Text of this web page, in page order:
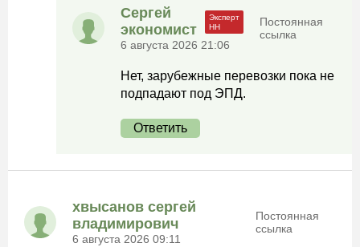
Сергей
экономист
6 августа 2026 21:06
Постоянная
ссылка
Нет, зарубежные перевозки пока не
подпадают под ЭПД.
Ответить
хвысанов сергей
владимирович
6 августа 2026 09:11
Постоянная
ссылка